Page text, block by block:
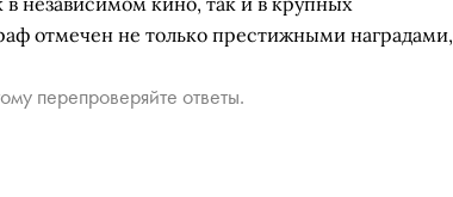
отмечен не только престижными наградами,
перепроверяйте ответы.